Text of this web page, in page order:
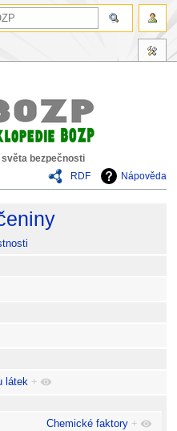
bezpečnosti
RDF
Nápověda
látek +
Chemické faktory +